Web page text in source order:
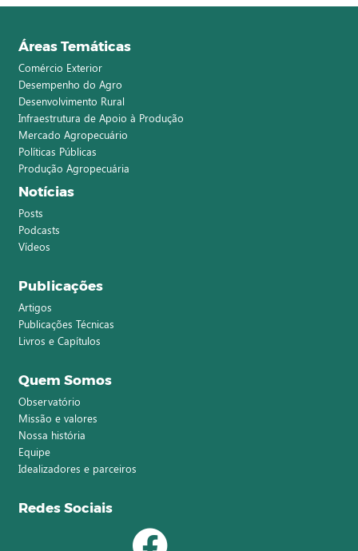
Áreas Temáticas
Comércio Exterior
Desempenho do Agro
Desenvolvimento Rural
Infraestrutura de Apoio à Produção
Mercado Agropecuário
Políticas Públicas
Produção Agropecuária
Notícias
Posts
Podcasts
Vídeos
Publicações
Artigos
Publicações Técnicas
Livros e Capítulos
Quem Somos
Observatório
Missão e valores
Nossa história
Equipe
Idealizadores e parceiros
Redes Sociais